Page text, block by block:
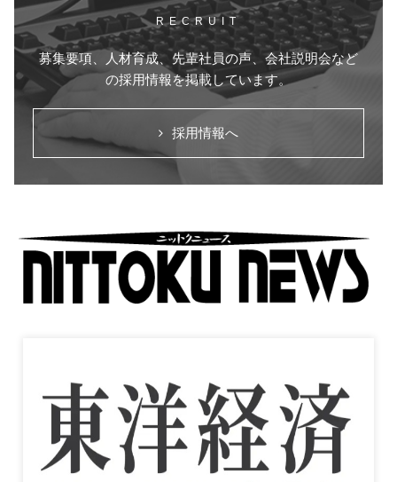
RECRUIT
募集要項、人材育成、先輩社員の声、会社説明会など
の採用情報を掲載しています。
採用情報へ